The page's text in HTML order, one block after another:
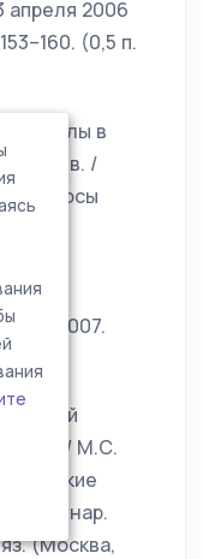
апреля 2006
(0,5 п.
в
в. /
Вопросы
2007.
вв. / М.С.
Междунар.
(Москва,